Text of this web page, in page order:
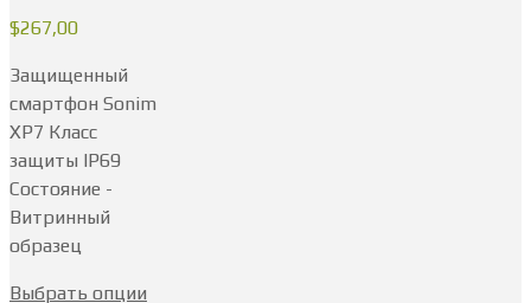
$267,00
Защищенный
смартфон Sonim
XP7 Класс
защиты IP69
Состояние -
Витринный
образец
Выбрать опции